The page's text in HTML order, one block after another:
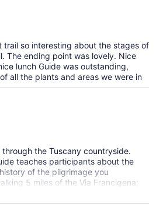
trail so interesting about the stages of
The ending point was lovely. Nice
lunch Guide was outstanding,
all the plants and areas we were in
through the Tuscany countryside.
teaches participants about the
of the pilgrimage you
5 miles of the Via Francigena;
ends in Canterbury) and the
the trees, plants and herbs along the